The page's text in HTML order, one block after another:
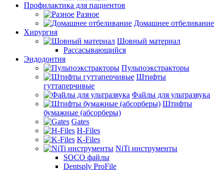
Профилактика для пациентов
Разное
Домашнее отбеливание
Хирургия
Шовный материал
Рассасывающийся
Эндодонтия
Пульпоэкстракторы
Штифты
гуттаперчивые
Файлы для ультразвука
Штифты
бумажные (абсорберы)
Gates
H-Files
K-Files
NiTi инструменты
SOCO файлы
Dentsply ProFile